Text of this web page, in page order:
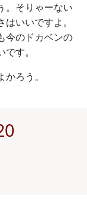
。そりゃーない
いいですよ。
今のドカベンの
す。
ろう。